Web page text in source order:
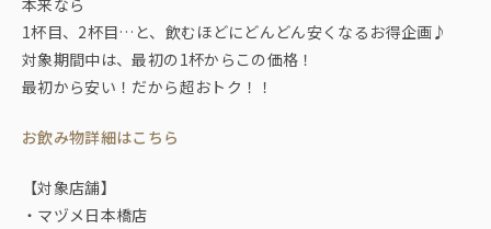
1杯目、2杯目…と、飲むほどにどんどん安くなるお得企画♪
対象期間中は、最初の1杯からこの価格！
最初から安い！だから超おトク！！
お飲み物詳細はこちら
【対象店舗】
・マヅメ日本橋店